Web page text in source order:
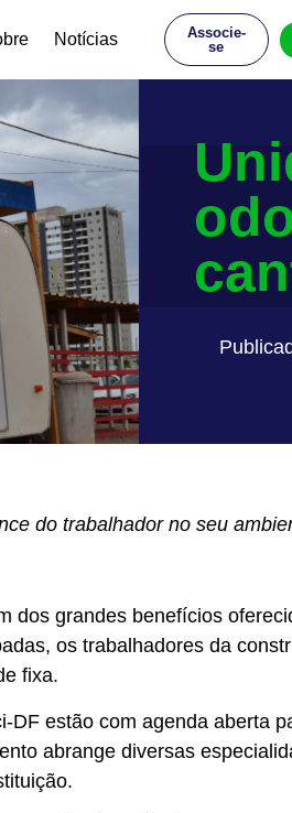
Notícias
Associe-
se
do trabalhador no seu
dos grandes benefícios
os trabalhadores da
fixa.
estão com agenda aberta
abrange diversas